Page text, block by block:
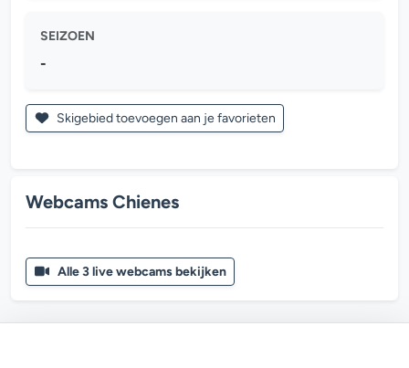
SEIZOEN
-
Skigebied toevoegen aan je favorieten
Webcams Chienes
Alle 3 live webcams bekijken